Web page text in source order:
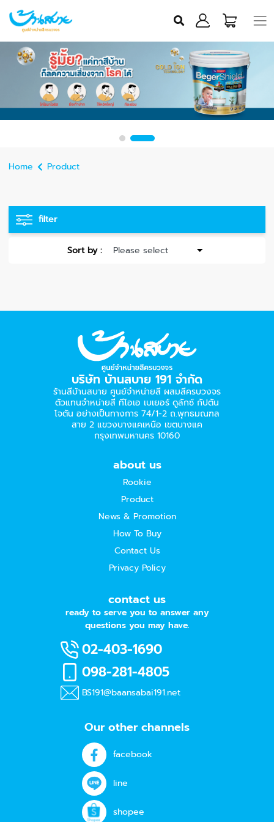
Home Product
filter
Sort by :
บริษัท บ้านสบาย 191 จำกัด
ร้านสีบ้านสบาย ศูนย์จำหน่ายสี ผสมสีครบวงจร
ตัวแทนจำหน่ายสี ทีโอเอ เบเยอร์​ ดูลักซ์ กัปตัน
โจตัน อย่างเป็นทางการ 74/1-2 ถ.พุทธมณฑล
สาย 2 แขวงบางแคเหนือ เขตบางแค
กรุงเทพมหานคร 10160
about us
Rookie
Product
News & Promotion
How To Buy
Contact Us
Privacy Policy
contact us
ready to serve you to answer any
questions you may have.
02-403-1690
098-281-4805
BS191@baansabai191.net
Our other channels
facebook
line
shopee